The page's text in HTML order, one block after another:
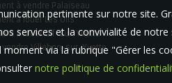
à vendre Palaiseau
à louer Les Ulis
à louer Gif-sur-Yvette
vendre Villebon-sur-Yvette
pertinente sur notre site.
services et la convivialité de
via la rubrique "Gérer les
notre politique de